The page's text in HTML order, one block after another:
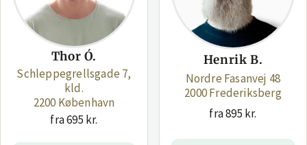
Thor Ó.
Schleppegrellsgade 7,
kld.
2200 København
fra 695 kr.
Henrik B.
Nordre Fasanvej 48
2000 Frederiksberg
fra 895 kr.